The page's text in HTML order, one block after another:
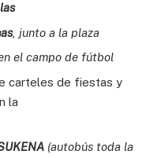
, junto a la plaza
el campo de fútbol
carteles de fiestas y
la
(autobús toda la